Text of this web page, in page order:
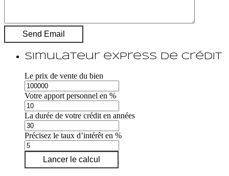
Simulateur express de crédit
Le prix de vente du bien
Votre apport personnel en %
La durée de votre crédit en années
Précisez le taux d’intérêt en %
Lancer le calcul